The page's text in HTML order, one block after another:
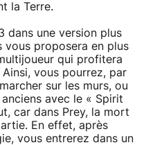
la Terre.
dans une version plus
vous proposera en plus
qui profitera
vous pourrez, par
sur les murs, ou
avec le « Spirit
car dans Prey, la mort
En effet, après
vous entrerez dans un